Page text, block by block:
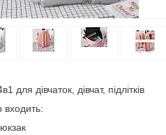
для дівчаток, дівчат, підлітків
входить: